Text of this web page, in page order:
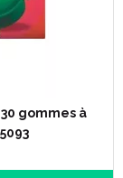
gommes à